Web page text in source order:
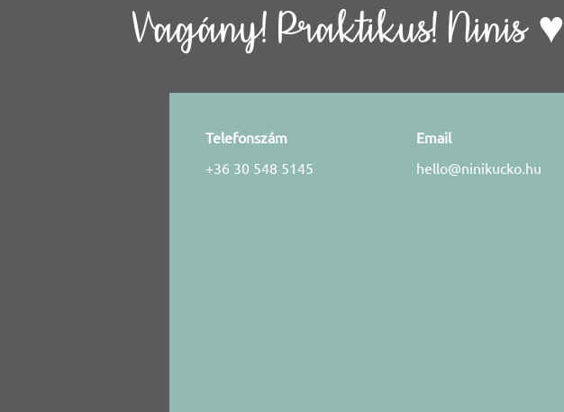
Vagány! Praktikus! Ninis ♥
Telefonszám
+36 30 548 5145
Email
hello@ninikucko.hu